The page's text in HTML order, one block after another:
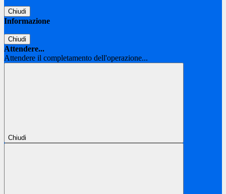
Chiudi
Informazione
Chiudi
Attendere...
Attendere il completamento dell'operazione...
Chiudi